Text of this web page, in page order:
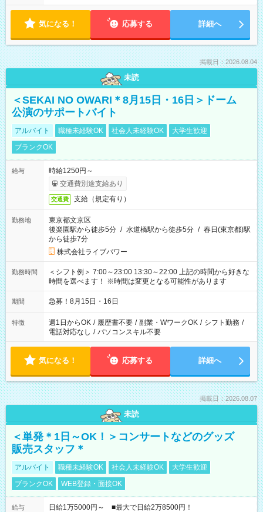
気になる！ 応募する 詳細へ
掲載日：2026.08.04
未読
＜SEKAI NO OWARI＊8月15日・16日＞ドーム
公演のサポートバイト
アルバイト 職種未経験OK 社会人未経験OK
大学生歓迎
ブランクOK
給与
時給1250円～
交通費別途支給あり
交通費 支給（規定有り）
勤務地
東京都文京区
後楽園駅から徒歩5分 / 水道橋駅から徒歩5分 / 春日(東京都)駅
から徒歩7分
株式会社ライブパワー
勤務時間
＜シフト例＞ 7:00～23:00 13:30～22:00 上記の時間から好きな
時間を選べます！ ※時間は変更となる可能性があります
期間 急募！8月15日・16日
特徴 週1日からOK / 履歴書不要 / 副業・WワークOK / シフト勤務 /
電話対応なし / パソコンスキル不要
気になる！ 応募する 詳細へ
掲載日：2026.08.07
未読
＜単発＊1日～OK！＞コンサートなどのグッズ
販売スタッフ＊
アルバイト 職種未経験OK 社会人未経験OK
大学生歓迎
ブランクOK
WEB登録・面接OK
給与 日給1万5000円～ ■最大で日給2万8500円！